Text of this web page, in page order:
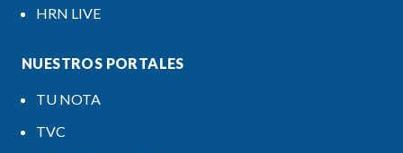
HRN LIVE
NUESTROS PORTALES
TU NOTA
TVC